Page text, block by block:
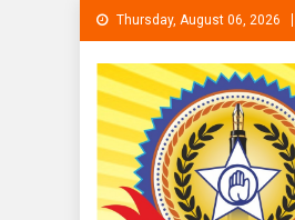
Skip to content
Thursday, August 06, 2026